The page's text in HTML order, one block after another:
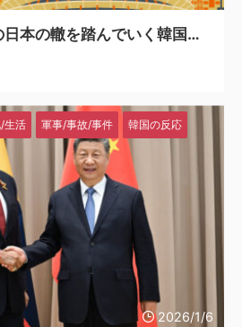
本の轍を踏んでいく韓国…
2026/1/6
生活 軍事/事故/事件 韓国の反応